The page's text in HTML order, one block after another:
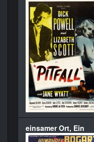
einsamer Ort, Ein